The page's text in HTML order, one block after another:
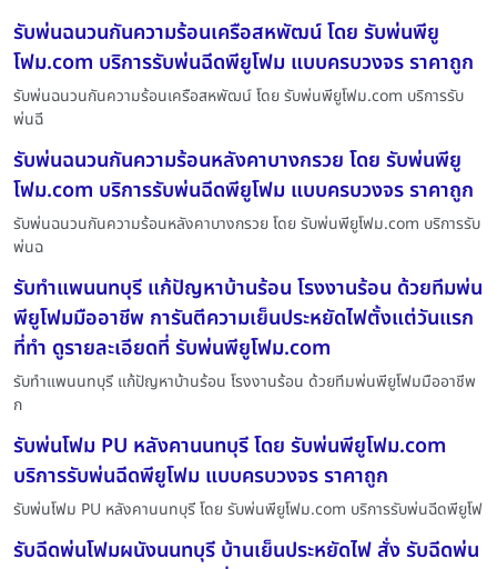
รับพ่นฉนวนกันความร้อนเครือสหพัฒน์ โดย รับพ่นพียู
โฟม.com บริการรับพ่นฉีดพียูโฟม แบบครบวงจร ราคาถูก
รับพ่นฉนวนกันความร้อนเครือสหพัฒน์ โดย รับพ่นพียูโฟม.com บริการรับ
พ่นฉี
รับพ่นฉนวนกันความร้อนหลังคาบางกรวย โดย รับพ่นพียู
โฟม.com บริการรับพ่นฉีดพียูโฟม แบบครบวงจร ราคาถูก
รับพ่นฉนวนกันความร้อนหลังคาบางกรวย โดย รับพ่นพียูโฟม.com บริการรับ
พ่นฉ
รับทำแพนนทบุรี แก้ปัญหาบ้านร้อน โรงงานร้อน ด้วยทีมพ่น
พียูโฟมมืออาชีพ การันตีความเย็นประหยัดไฟตั้งแต่วันแรก
ที่ทำ ดูรายละเอียดที่ รับพ่นพียูโฟม.com
รับทำแพนนทบุรี แก้ปัญหาบ้านร้อน โรงงานร้อน ด้วยทีมพ่นพียูโฟมมืออาชีพ
ก
รับพ่นโฟม PU หลังคานนทบุรี โดย รับพ่นพียูโฟม.com
บริการรับพ่นฉีดพียูโฟม แบบครบวงจร ราคาถูก
รับพ่นโฟม PU หลังคานนทบุรี โดย รับพ่นพียูโฟม.com บริการรับพ่นฉีดพียูโฟ
รับฉีดพ่นโฟมผนังนนทบุรี บ้านเย็นประหยัดไฟ สั่ง รับฉีดพ่น